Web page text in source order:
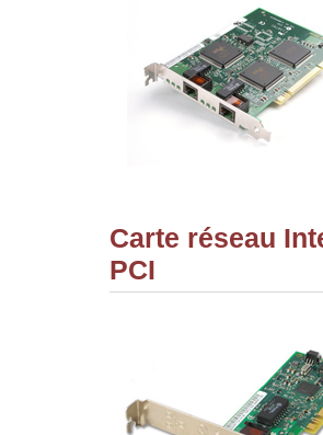
Carte réseau
PCI